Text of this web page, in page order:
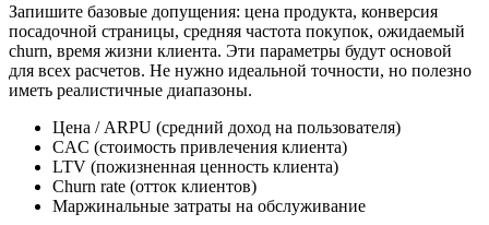
Запишите базовые допущения: цена продукта, конверсия
посадочной страницы, средняя частота покупок, ожидаемый
churn, время жизни клиента. Эти параметры будут основой
для всех расчетов. Не нужно идеальной точности, но полезно
иметь реалистичные диапазоны.
Цена / ARPU (средний доход на пользователя)
CAC (стоимость привлечения клиента)
LTV (пожизненная ценность клиента)
Churn rate (отток клиентов)
Маржинальные затраты на обслуживание